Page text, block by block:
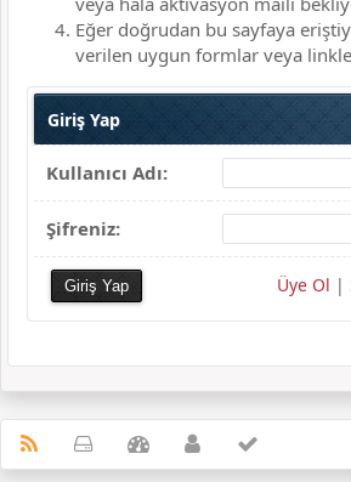
Eğer doğrudan bu sayfaya
verilen uygun formlar veya
Giriş Yap
Kullanıcı Adı:
Şifreniz:
Üye Ol |